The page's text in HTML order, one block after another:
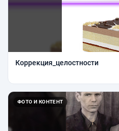
Коррекция_целостности
ФОТО И КОНТЕНТ